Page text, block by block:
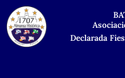
contenido
Declarada